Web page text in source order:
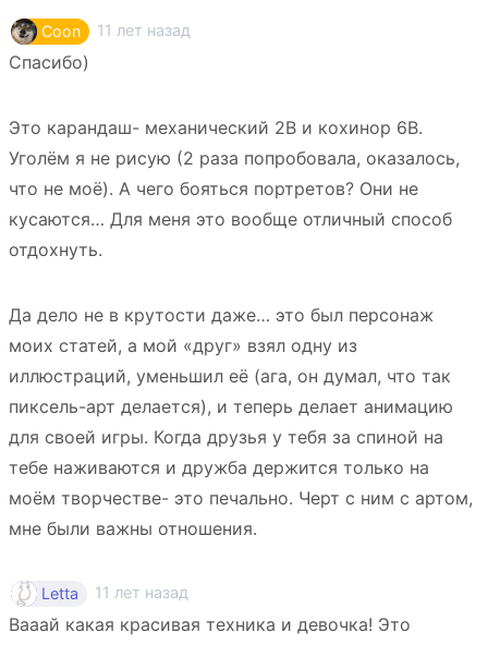
Coon 11 лет назад
Спасибо)
Это карандаш- механический 2В и кохинор 6В.
Уголём я не рисую (2 раза попробовала, оказалось,
что не моё). А чего бояться портретов? Они не
кусаются… Для меня это вообще отличный способ
отдохнуть.
Да дело не в крутости даже… это был персонаж
моих статей, а мой «друг» взял одну из
иллюстраций, уменьшил её (ага, он думал, что так
пиксель-арт делается), и теперь делает анимацию
для своей игры. Когда друзья у тебя за спиной на
тебе наживаются и дружба держится только на
моём творчестве- это печально. Черт с ним с артом,
мне были важны отношения.
Letta 11 лет назад
Вааай какая красивая техника и девочка! Это